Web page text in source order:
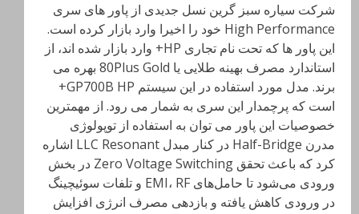
شرکت سیاره سبز گرین نسل جدیدی از پاور های سری
High Performance خود را اخیرا وارد بازار کرده است.
این پاور ها که تحت نام تجاری HP+ وارد بازار شده اند، از
استاندارد مصرف بهینه طلایی یا 80Plus Gold بهره می
برند. مدل مورد استفاده در این سیستم GP700B HP+
است که پرچمدار این سری به شمار می رود. از مهمترین
خصوصیات این پاور می توان به استفاده از توپولوژی
مدرن Half-Bridge در کنار مبدل LLC Resonant اشاره
کرد که باعث تحقق Zero Voltage Switching در بخش
ورودی می‌شود تا حامل‌های EMI، RF و تلفات سوئیچینگ
در ورودی کاهش یافته و بازدهی مصرف انرژی افزایش